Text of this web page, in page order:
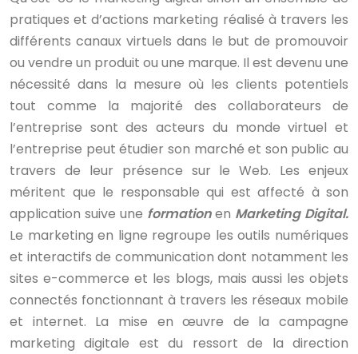
pratiques et d’actions marketing réalisé à travers les
différents canaux virtuels dans le but de promouvoir
ou vendre un produit ou une marque. Il est devenu une
nécessité dans la mesure où les clients potentiels
tout comme la majorité des collaborateurs de
l’entreprise sont des acteurs du monde virtuel et
l’entreprise peut étudier son marché et son public au
travers de leur présence sur le Web. Les enjeux
méritent que le responsable qui est affecté à son
application suive une formationen Marketing Digital.
Le marketing en ligne regroupe les outils numériques
et interactifs de communication dont notamment les
sites e-commerce et les blogs, mais aussi les objets
connectés fonctionnant à travers les réseaux mobile
et internet. La mise en œuvre de la campagne
marketing digitale est du ressort de la direction